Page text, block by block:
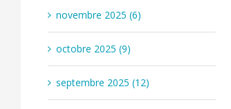
novembre 2025 (6)
octobre 2025 (9)
septembre 2025 (12)